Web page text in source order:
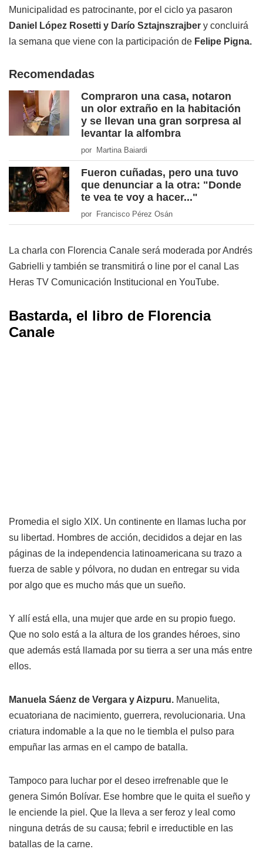
Municipalidad es patrocinante, por el ciclo ya pasaron
Daniel López Rosetti y Darío Sztajnszrajber y concluirá
la semana que viene con la participación de Felipe Pigna.
Recomendadas
Compraron una casa, notaron
un olor extraño en la habitación
y se llevan una gran sorpresa al
levantar la alfombra
por Martina Baiardi
Fueron cuñadas, pero una tuvo
que denunciar a la otra: "Donde
te vea te voy a hacer..."
por Francisco Pérez Osán
La charla con Florencia Canale será moderada por Andrés
Gabrielli y también se transmitirá o line por el canal Las
Heras TV Comunicación Institucional en YouTube.
Bastarda, el libro de Florencia
Canale
Promedia el siglo XIX. Un continente en llamas lucha por
su libertad. Hombres de acción, decididos a dejar en las
páginas de la independencia latinoamericana su trazo a
fuerza de sable y pólvora, no dudan en entregar su vida
por algo que es mucho más que un sueño.
Y allí está ella, una mujer que arde en su propio fuego.
Que no solo está a la altura de los grandes héroes, sino
que además está llamada por su tierra a ser una más entre
ellos.
Manuela Sáenz de Vergara y Aizpuru. Manuelita,
ecuatoriana de nacimiento, guerrera, revolucionaria. Una
criatura indomable a la que no le tiembla el pulso para
empuñar las armas en el campo de batalla.
Tampoco para luchar por el deseo irrefrenable que le
genera Simón Bolívar. Ese hombre que le quita el sueño y
le enciende la piel. Que la lleva a ser feroz y leal como
ninguna detrás de su causa; febril e irreductible en las
batallas de la carne.